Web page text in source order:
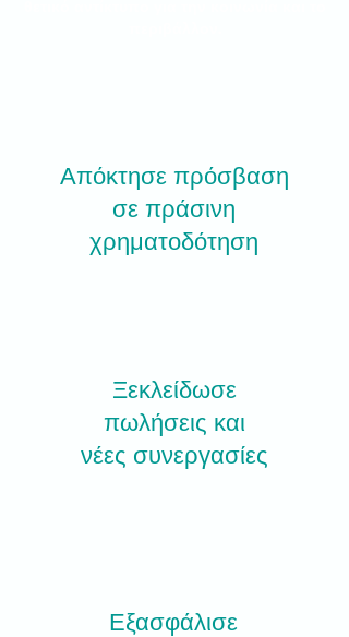
Απόκτησε πρόσβαση
σε πράσινη
χρηματοδότηση
Ξεκλείδωσε
πωλήσεις και
νέες συνεργασίες
Εξασφάλισε